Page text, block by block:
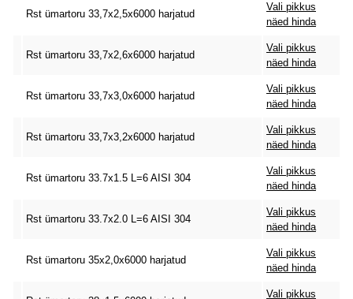
Rst ümartoru 33,7x2,5x6000 harjatud
Vali pikkus
näed hinda
Rst ümartoru 33,7x2,6x6000 harjatud
Vali pikkus
näed hinda
Rst ümartoru 33,7x3,0x6000 harjatud
Vali pikkus
näed hinda
Rst ümartoru 33,7x3,2x6000 harjatud
Vali pikkus
näed hinda
Rst ümartoru 33.7x1.5 L=6 AISI 304
Vali pikkus
näed hinda
Rst ümartoru 33.7x2.0 L=6 AISI 304
Vali pikkus
näed hinda
Rst ümartoru 35x2,0x6000 harjatud
Vali pikkus
näed hinda
Vali pikkus